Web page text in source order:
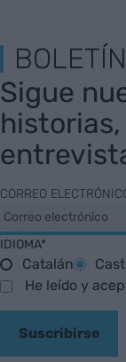
BOLETÍN
Sigue
CORREO
IDIOMA*
Catalán
He leído y
Suscribirse